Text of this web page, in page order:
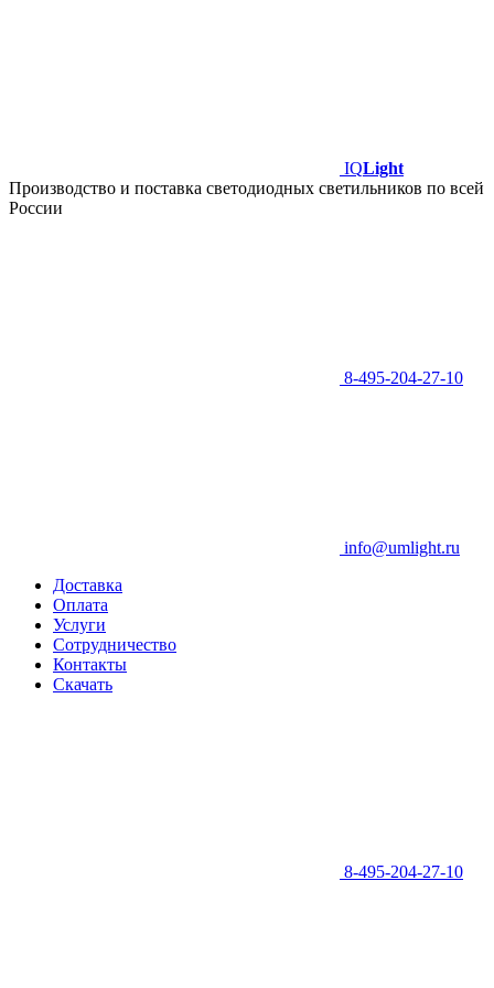
IQLight
Производство и поставка светодиодных светильников по всей
России
8-495-204-27-10
info@umlight.ru
Доставка
Оплата
Услуги
Сотрудничество
Контакты
Скачать
8-495-204-27-10